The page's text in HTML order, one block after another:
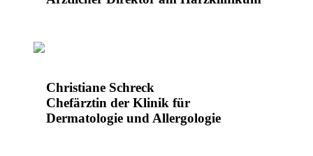
Christiane Schreck
Chefärztin der Klinik für
Dermatologie und Allergologie